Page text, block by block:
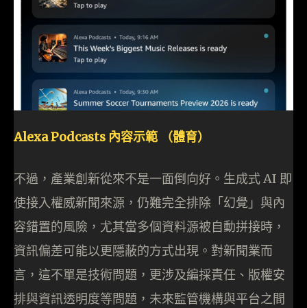
Alexa Podcasts 內容示範 （體育）
不過，產業創新從來不是一面倒向好。生成式 AI 即
使接入權威新聞來源，仍難完全排除「幻覺」與內
容錯置的風險，尤其當多個資料源被自動拼接時，
資訊偏差可能以更隱蔽的方式出現。對新聞業而
言，這不單是技術問題，更涉及編採責任、版權安
排與資訊透明度等問題，未來監管機構與平台之間